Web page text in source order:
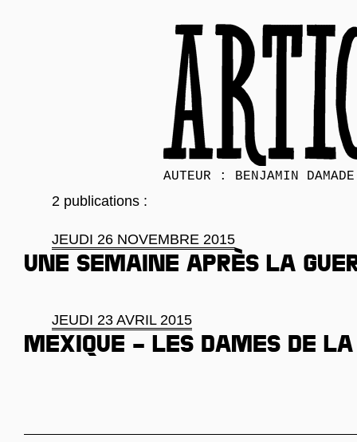
AUTEUR : BENJAMIN DAMADE
2 publications :
JEUDI 26 NOVEMBRE 2015
Une semaine après la
JEUDI 23 AVRIL 2015
Mexique – Les dames de